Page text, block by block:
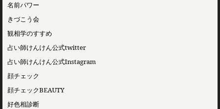
名前パワー
きづこう会
観相学のすすめ
占い師けんけん公式twitter
占い師けんけん公式Instagram
顔チェック
顔チェックBEAUTY
好色相診断